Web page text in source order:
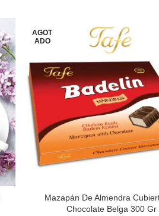
AGOT
ADO
Mazapán De Almendra
Chocolate Belga 300 Gr